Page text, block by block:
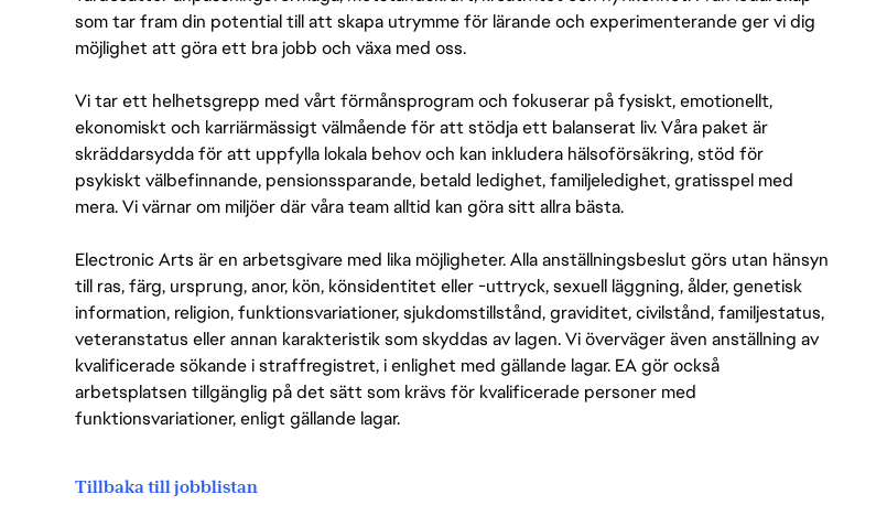
som tar fram din potential till att skapa utrymme för lärande och experimenterande ger vi dig
möjlighet att göra ett bra jobb och växa med oss.
Vi tar ett helhetsgrepp med vårt förmånsprogram och fokuserar på fysiskt, emotionellt,
ekonomiskt och karriärmässigt välmående för att stödja ett balanserat liv. Våra paket är
skräddarsydda för att uppfylla lokala behov och kan inkludera hälsoförsäkring, stöd för
psykiskt välbefinnande, pensionssparande, betald ledighet, familjeledighet, gratisspel med
mera. Vi värnar om miljöer där våra team alltid kan göra sitt allra bästa.
Electronic Arts är en arbetsgivare med lika möjligheter. Alla anställningsbeslut görs utan hänsyn
till ras, färg, ursprung, anor, kön, könsidentitet eller -uttryck, sexuell läggning, ålder, genetisk
information, religion, funktionsvariationer, sjukdomstillstånd, graviditet, civilstånd, familjestatus,
veteranstatus eller annan karakteristik som skyddas av lagen. Vi överväger även anställning av
kvalificerade sökande i straffregistret, i enlighet med gällande lagar. EA gör också
arbetsplatsen tillgänglig på det sätt som krävs för kvalificerade personer med
funktionsvariationer, enligt gällande lagar.
Tillbaka till jobblistan